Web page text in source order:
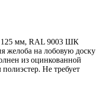
125 мм, RAL 9003 ШК
желоба на лобовую доску
из оцинкованной
Не требует